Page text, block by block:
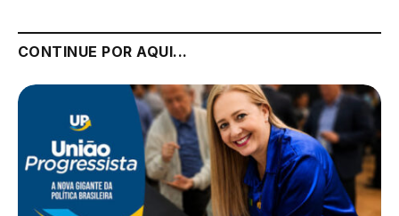
CONTINUE POR AQUI...